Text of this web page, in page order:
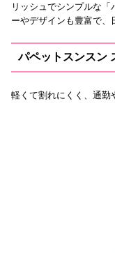
リッシュでシンプルな
ーやデザインも豊富で、
パペットスンスン
軽くて割れにくく、通勤